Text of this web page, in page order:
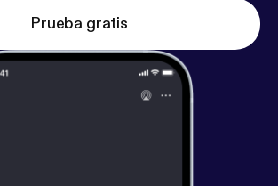
Prueba gratis